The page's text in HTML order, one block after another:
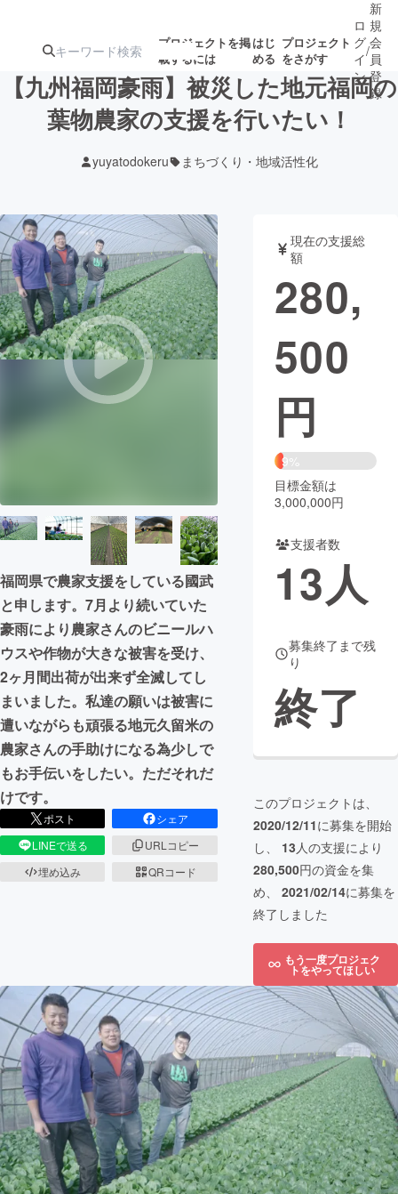
プロジェクトを掲
載するには
はじ
める
プロジェクト
をさがす
ターン
ジェクト
募集終了が近いプ
ロジェクト
アート・写真 音楽
テクノロジー・ガジェット ゲーム・サ
映像・映画
ビジネス・起業
CAMPFIRE Creation
CAMPFIREふるさと納税machi-ya コミュニティ
ロ
グ
イ
ン
/
新
規
会
員
登
録
【九州福岡豪雨】被災した地元福岡の
葉物農家の支援を行いたい！
yuyatodokeru まちづくり・地域活性化
福岡県で農家支援をしている國武
と申します。7月より続いていた
豪雨により農家さんのビニールハ
ウスや作物が大きな被害を受け、
2ヶ月間出荷が出来ず全滅してし
まいました。私達の願いは被害に
遭いながらも頑張る地元久留米の
農家さんの手助けになる為少しで
もお手伝いをしたい。ただそれだ
けです。
ポスト
シェア
LINEで送る
URLコピー
埋め込み
QRコード
現在の支援総
額
280,
500
円
9%
目標金額は
3,000,000円
支援者数
13人
募集終了まで残
り
終了
このプロジェクトは、
2020/12/11に募集を開始
し、 13人の支援により
280,500円の資金を集
め、 2021/02/14に募集を
終了しました
もう一度プロジェク
トをやってほしい